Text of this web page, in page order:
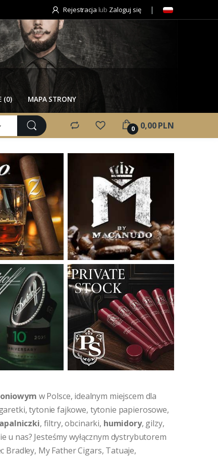
Rejestracja lub Zaloguj się
(0) MAPA STRONY
0 0,00 PLN
w Polsce, idealnym miejscem dla
tytonie fajkowe, tytonie papierosowe,
, filtry, obcinarki, humidory, gilzy,
u nas? Jesteśmy wyłącznym dystrybutorem
Bradley, My Father Cigars, Tatuaje,